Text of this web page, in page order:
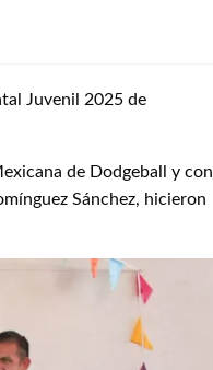
Juvenil 2025 de
de Dodgeball y con
Sánchez, hicieron